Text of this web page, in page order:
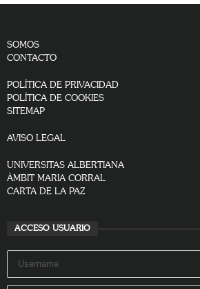
Suscribirse a nuestro boletín
privacidad(*)
(*) Campos obligatorio
CONTACTO